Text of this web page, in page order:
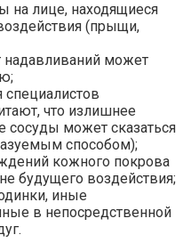
на лице, находящиеся
(прыщи,
надавливаний может
что излишнее
сосуды может сказаться
способом);
кожного покрова
будущего воздействия;
иные
в непосредственной